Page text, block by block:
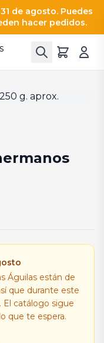
de agosto. Puedes
hacer pedidos.
Águilas están de
que durante este
El catálogo sigue
que te espera.